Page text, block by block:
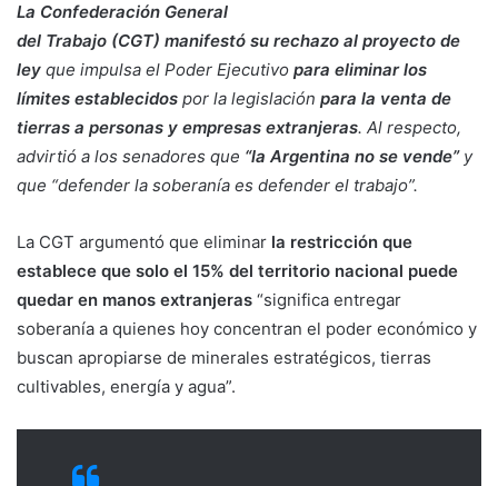
La Confederación General
del Trabajo (CGT) manifestó su rechazo al proyecto de
ley que impulsa el Poder Ejecutivo para eliminar los
límites establecidos por la legislación para la venta de
tierras a personas y empresas extranjeras. Al respecto,
advirtió a los senadores que “la Argentina no se vende” y
que “defender la soberanía es defender el trabajo”.
La CGT argumentó que eliminar la restricción que
establece que solo el 15% del territorio nacional puede
quedar en manos extranjeras “significa entregar
soberanía a quienes hoy concentran el poder económico y
buscan apropiarse de minerales estratégicos, tierras
cultivables, energía y agua”.